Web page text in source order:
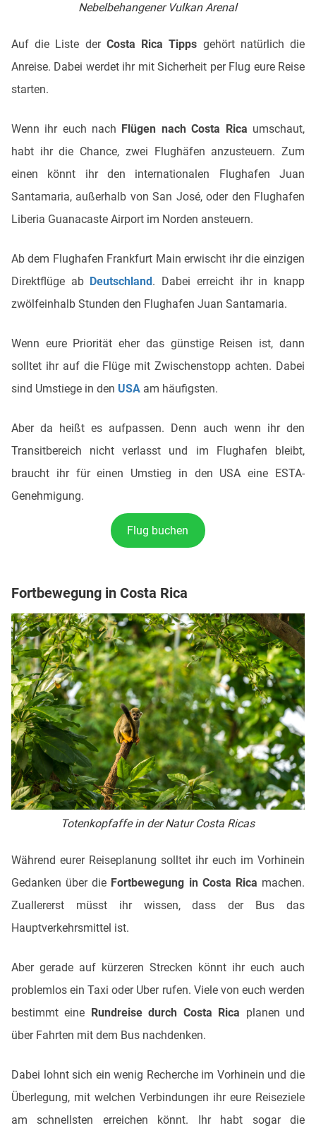
Nebelbehangener Vulkan Arenal
Auf die Liste der Costa Rica Tipps gehört natürlich die
Anreise. Dabei werdet ihr mit Sicherheit per Flug eure Reise
starten.
Wenn ihr euch nach Flügen nach Costa Rica umschaut,
habt ihr die Chance, zwei Flughäfen anzusteuern. Zum
einen könnt ihr den internationalen Flughafen Juan
Santamaria, außerhalb von San José, oder den Flughafen
Liberia Guanacaste Airport im Norden ansteuern.
Ab dem Flughafen Frankfurt Main erwischt ihr die einzigen
Direktflüge ab Deutschland. Dabei erreicht ihr in knapp
zwölfeinhalb Stunden den Flughafen Juan Santamaria.
Wenn eure Priorität eher das günstige Reisen ist, dann
solltet ihr auf die Flüge mit Zwischenstopp achten. Dabei
sind Umstiege in den USA am häufigsten.
Aber da heißt es aufpassen. Denn auch wenn ihr den
Transitbereich nicht verlasst und im Flughafen bleibt,
braucht ihr für einen Umstieg in den USA eine ESTA-
Genehmigung.
Flug buchen
Fortbewegung in Costa Rica
Totenkopfaffe in der Natur Costa Ricas
Während eurer Reiseplanung solltet ihr euch im Vorhinein
Gedanken über die Fortbewegung in Costa Rica machen.
Zuallererst müsst ihr wissen, dass der Bus das
Hauptverkehrsmittel ist.
Aber gerade auf kürzeren Strecken könnt ihr euch auch
problemlos ein Taxi oder Uber rufen. Viele von euch werden
bestimmt eine Rundreise durch Costa Rica planen und
über Fahrten mit dem Bus nachdenken.
Dabei lohnt sich ein wenig Recherche im Vorhinein und die
Überlegung, mit welchen Verbindungen ihr eure Reiseziele
am schnellsten erreichen könnt. Ihr habt sogar die